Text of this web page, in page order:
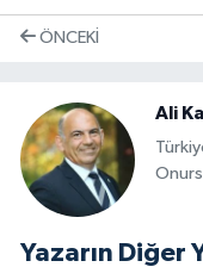
ÖNCEKI
Ali
Yazarın Diğer